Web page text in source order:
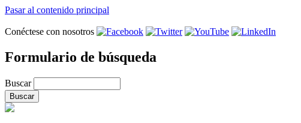
Pasar al contenido principal
Conéctese con nosotros
Formulario de búsqueda
Buscar